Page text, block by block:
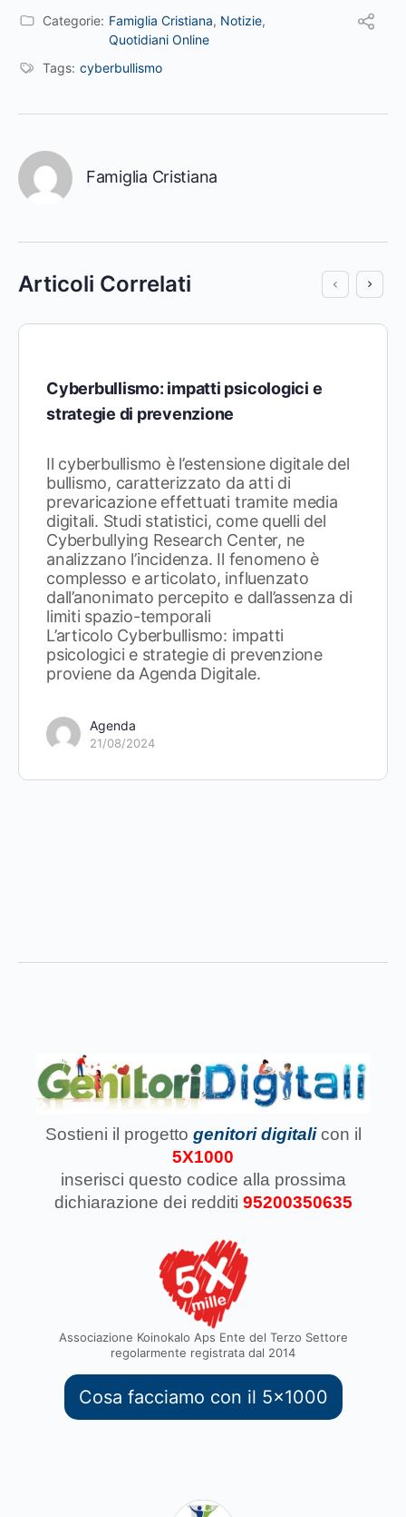
Categorie: Famiglia Cristiana, Notizie,
Quotidiani Online
Tags: cyberbullismo
Famiglia Cristiana
Articoli Correlati
Cyberbullismo: impatti psicologici e
strategie di prevenzione
Il cyberbullismo è l’estensione digitale del
bullismo, caratterizzato da atti di
prevaricazione effettuati tramite media
digitali. Studi statistici, come quelli del
Cyberbullying Research Center, ne
analizzano l’incidenza. Il fenomeno è
complesso e articolato, influenzato
dall’anonimato percepito e dall’assenza di
limiti spazio-temporali
L’articolo Cyberbullismo: impatti
psicologici e strategie di prevenzione
proviene da Agenda Digitale.
Agenda
21/08/2024
Sostieni il progetto genitori digitali con il
5X1000
inserisci questo codice alla prossima
dichiarazione dei redditi 95200350635
Associazione Koinokalo Aps Ente del Terzo Settore
regolarmente registrata dal 2014
Cosa facciamo con il 5x1000